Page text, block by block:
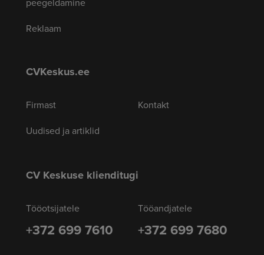
Reklaam
CVKeskus.ee
Firmast
Uudised ja artiklid
Kontakt
CV Keskuse klienditugi
Tööotsijatele
+372 699 7610
Tööandjatele
+372 699 7680